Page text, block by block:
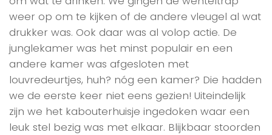
weer op om te kijken of de andere vleugel al wat
drukker was. Ook daar was al volop actie. De
junglekamer was het minst populair en een
andere kamer was afgesloten met
louvredeurtjes, huh? nóg een kamer? Die hadden
we de eerste keer niet eens gezien! Uiteindelijk
zijn we het kabouterhuisje ingedoken waar een
leuk stel bezig was met elkaar. Blijkbaar stoorden